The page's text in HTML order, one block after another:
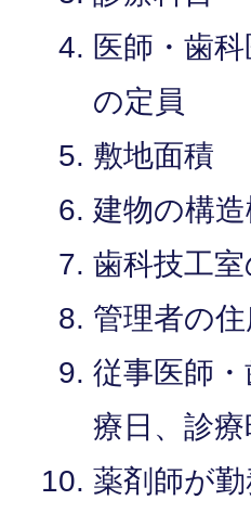
医師・歯
の定員
敷地面積
建物の構
歯科技工
管理者の
従事医師
療日、診療
薬剤師が